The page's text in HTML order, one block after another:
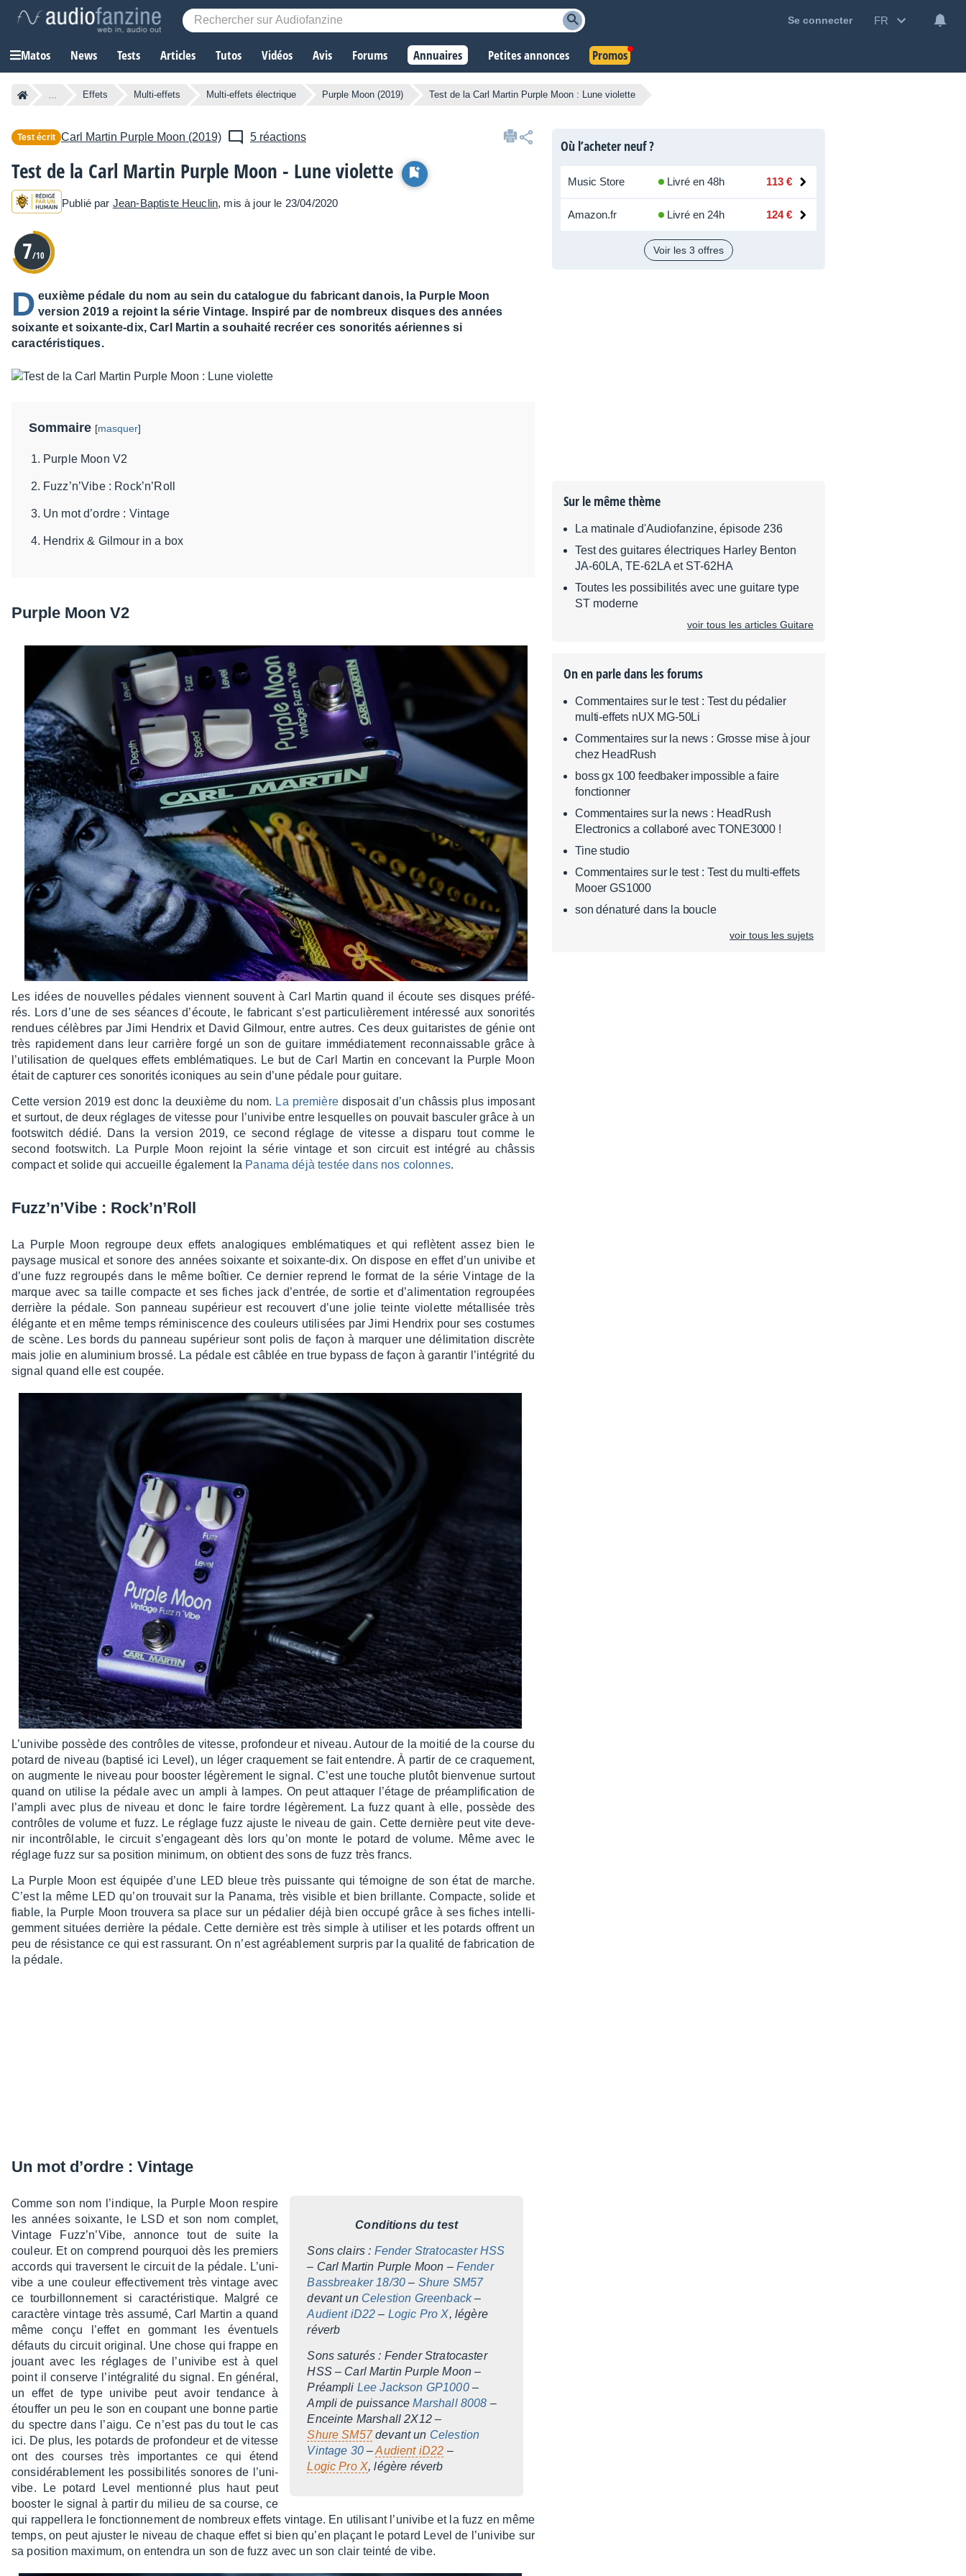
Se connecter FR
Matos News Tests Articles Tutos Vidéos Avis Forums Annuaires Petites annonces Promos
... Effets Multi-effets Multi-effets électrique Purple Moon (2019) Test de la Carl Martin Purple Moon : Lune violette
Test écrit Carl Martin Purple Moon (2019) 5 réactions
Test de la Carl Martin Purple Moon - Lune violette
Publié par Jean-Baptiste Heuclin, mis à jour le 23/04/2020
7/10
D euxième pédale du nom au sein du catalogue du fabricant danois, la Purple Moon
version 2019 a rejoint la série Vintage. Inspiré par de nombreux disques des années
soixante et soixante-dix, Carl Martin a souhaité recréer ces sonorités aériennes si
caractéristiques.
Sommaire [masquer]
Purple Moon V2
Fuzz’n’Vibe : Rock’n’Roll
Un mot d’ordre : Vintage
Hendrix & Gilmour in a box
Purple Moon V2
Les idées de nouvelles pédales viennent souvent à Carl Martin quand il écoute ses disques préfé­
rés. Lors d’une de ses séances d’écoute, le fabri­cant s’est parti­cu­liè­re­ment inté­ressé aux sono­ri­tés
rendues célèbres par Jimi Hendrix et David Gilmour, entre autres. Ces deux guita­ristes de génie ont
très rapi­de­ment dans leur carrière forgé un son de guitare immé­dia­te­ment recon­nais­sable grâce à
l’uti­li­sa­tion de quelques effets emblé­ma­tiques. Le but de Carl Martin en conce­vant la Purple Moon
était de captu­rer ces sono­ri­tés iconiques au sein d’une pédale pour guitare.
Cette version 2019 est donc la deuxième du nom. La premièredispo­sait d’un châs­sis plus impo­sant
et surtout, de deux réglages de vitesse pour l’uni­vibe entre lesquelles on pouvait bascu­ler grâce à un
foots­witch dédié. Dans la version 2019, ce second réglage de vitesse a disparu tout comme le
second foots­witch. La Purple Moon rejoint la série vintage et son circuit est inté­gré au châs­sis
compact et solide qui accueille égale­ment la Panama déjà testée dans nos colonnes.
Fuzz’n’­Vibe : Rock’n’­Roll
La Purple Moon regroupe deux effets analo­giques emblé­ma­tiques et qui reflètent assez bien le
paysage musi­cal et sonore des années soixante et soixante-dix. On dispose en effet d’un univibe et
d’une fuzz regrou­pés dans le même boîtier. Ce dernier reprend le format de la série Vintage de la
marque avec sa taille compacte et ses fiches jack d’en­trée, de sortie et d’ali­men­ta­tion regrou­pées
derrière la pédale. Son panneau supé­rieur est recou­vert d’une jolie teinte violette métal­li­sée très
élégante et en même temps rémi­nis­cence des couleurs utili­sées par Jimi Hendrix pour ses costumes
de scène. Les bords du panneau supé­rieur sont polis de façon à marquer une déli­mi­ta­tion discrète
mais jolie en alumi­nium brossé. La pédale est câblée en true bypass de façon à garan­tir l’in­té­grité du
signal quand elle est coupée.
L’uni­vibe possède des contrôles de vitesse, profon­deur et niveau. Autour de la moitié de la course du
potard de niveau (baptisé ici Level), un léger craque­ment se fait entendre. À partir de ce craque­ment,
on augmente le niveau pour boos­ter légè­re­ment le signal. C’est une touche plutôt bien­ve­nue surtout
quand on utilise la pédale avec un ampli à lampes. On peut attaquer l’étage de préam­pli­fi­ca­tion de
l’am­pli avec plus de niveau et donc le faire tordre légè­re­ment. La fuzz quant à elle, possède des
contrôles de volume et fuzz. Le réglage fuzz ajuste le niveau de gain. Cette dernière peut vite deve­
nir incon­trô­lable, le circuit s’en­ga­geant dès lors qu’on monte le potard de volume. Même avec le
réglage fuzz sur sa posi­tion mini­mum, on obtient des sons de fuzz très francs.
La Purple Moon est équi­pée d’une LED bleue très puis­sante qui témoigne de son état de marche.
C’est la même LED qu’on trou­vait sur la Panama, très visible et bien brillante. Compacte, solide et
fiable, la Purple Moon trou­vera sa place sur un péda­lier déjà bien occupé grâce à ses fiches intel­li­
gem­ment situées derrière la pédale. Cette dernière est très simple à utili­ser et les potards offrent un
peu de résis­tance ce qui est rassu­rant. On n’est agréa­ble­ment surpris par la qualité de fabri­ca­tion de
la pédale.
Un mot d’ordre : Vintage
Condi­tions du test
Sons clairs : Fender Stra­to­cas­ter HSS
– Carl Martin Purple Moon – Fender
Bass­brea­ker 18/30 – Shure SM57
devant un Celes­tion Green­back–
Audient iD22 – Logic Pro X, légère
réverb
Sons satu­rés : Fender Stra­to­cas­ter
HSS – Carl Martin Purple Moon –
Préam­pli Lee Jack­son GP1000–
Ampli de puis­sanceMarshall 8008 –
Enceinte Marshall 2X12 –
Shure SM57devant un Celes­tion
Vintage 30–Audient iD22 –
Logic Pro X, légère réverb
Comme son nom l’in­dique, la Purple Moon respire
les années soixante, le LSD et son nom complet,
Vintage Fuzz’n’­Vibe, annonce tout de suite la
couleur. Et on comprend pourquoi dès les premiers
accords qui traversent le circuit de la pédale. L’uni­
vibe a une couleur effec­ti­ve­ment très vintage avec
ce tour­billon­ne­ment si carac­té­ris­tique. Malgré ce
carac­tère vintage très assumé, Carl Martin a quand
même conçu l’ef­fet en gommant les éven­tuels
défauts du circuit origi­nal. Une chose qui frappe en
jouant avec les réglages de l’uni­vibe est à quel
point il conserve l’in­té­gra­lité du signal. En géné­ral,
un effet de type univibe peut avoir tendance à
étouf­fer un peu le son en coupant une bonne partie
du spectre dans l’aigu. Ce n’est pas du tout le cas
ici. De plus, les potards de profon­deur et de vitesse
ont des courses très impor­tantes ce qui étend
consi­dé­ra­ble­ment les possi­bi­li­tés sonores de l’uni­
vibe. Le potard Level mentionné plus haut peut
boos­ter le signal à partir du milieu de sa course, ce
qui rappel­lera le fonc­tion­ne­ment de nombreux effets vintage. En utili­sant l’uni­vibe et la fuzz en même
temps, on peut ajus­ter le niveau de chaque effet si bien qu’en plaçant le potard Level de l’uni­vibe sur
sa posi­tion maxi­mum, on enten­dra un son de fuzz avec un son clair teinté de vibe.
Où l’acheter neuf ?
Music Store Livré en 48h 113 €
Amazon.fr Livré en 24h 124 €
Voir les 3 offres
Sur le même thème
La matinale d'Audiofanzine, épisode 236
Test des guitares électriques Harley Benton
JA-60LA, TE-62LA et ST-62HA
Toutes les possibilités avec une guitare type
ST moderne
voir tous les articles Guitare
On en parle dans les forums
Commentaires sur le test : Test du pédalier
multi-effets nUX MG-50Li
Commentaires sur la news : Grosse mise à jour
chez HeadRush
boss gx 100 feedbaker impossible a faire
fonctionner
Commentaires sur la news : HeadRush
Electronics a collaboré avec TONE3000 !
Tine studio
Commentaires sur le test : Test du multi-effets
Mooer GS1000
son dénaturé dans la boucle
voir tous les sujets